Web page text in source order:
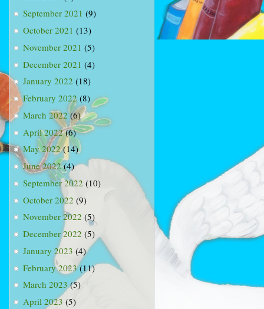
September 2021 (9)
October 2021 (13)
November 2021 (5)
December 2021 (4)
January 2022 (18)
February 2022 (8)
March 2022(6)
April 2022(6)
May 2022(14)
June 2022(4)
September 2022 (10)
October 2022 (9)
November 2022 (5)
December 2022 (5)
January 2023 (4)
February 2023(11)
March 2023(5)
April 2023 (5)